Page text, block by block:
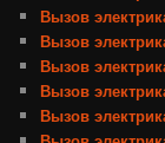
Вызов
Вызов
Вызов
Вызов
Вызов